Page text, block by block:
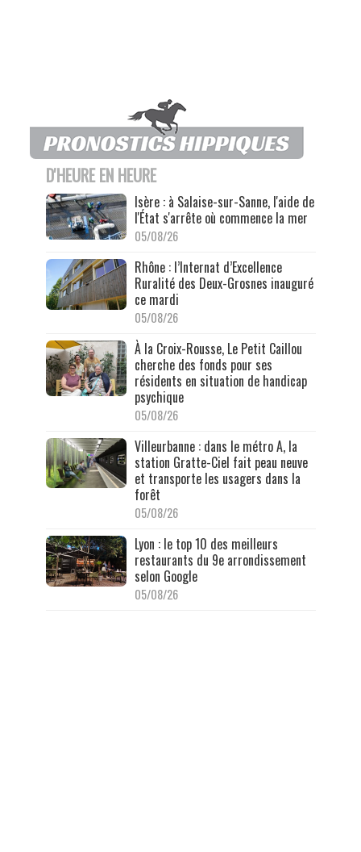
D'HEURE EN HEURE
Isère : à Salaise-sur-Sanne, l'aide de
l'État s'arrête où commence la mer
05/08/26
Rhône : l’Internat d’Excellence
Ruralité des Deux-Grosnes inauguré
ce mardi
05/08/26
À la Croix-Rousse, Le Petit Caillou
cherche des fonds pour ses
résidents en situation de handicap
psychique
05/08/26
Villeurbanne : dans le métro A, la
station Gratte-Ciel fait peau neuve
et transporte les usagers dans la
forêt
05/08/26
Lyon : le top 10 des meilleurs
restaurants du 9e arrondissement
selon Google
05/08/26